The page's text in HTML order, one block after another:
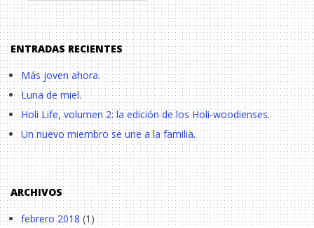
ENTRADAS RECIENTES
Más joven ahora.
Luna de miel.
Holi Life, volumen 2: la edición de los Holi-woodienses.
Un nuevo miembro se une a la familia.
ARCHIVOS
febrero 2018(1)